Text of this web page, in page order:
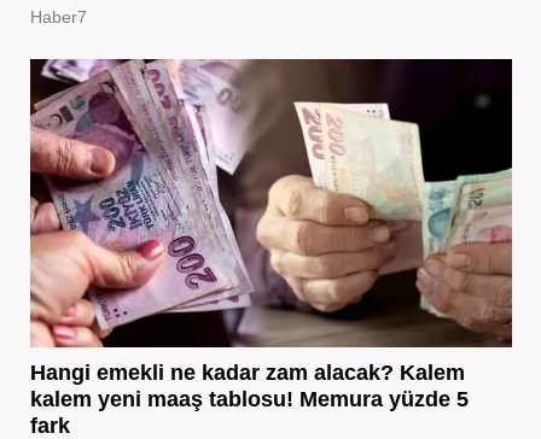
Haber7
Hangi emekli ne kadar zam alacak? Kalem
kalem yeni maaş tablosu! Memura yüzde 5
fark